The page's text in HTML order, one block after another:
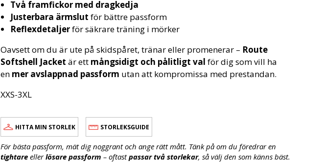
Två framfickor med dragkedja
Justerbara ärmslut för bättre passform
Reflexdetaljerför säkrare träning i mörker
Oavsett om du är ute på skidspåret, tränar eller promenerar – Route
Softshell Jacket är ett mångsidigt och pålitligt val för dig som vill ha
en mer avslappnad passform utan att kompromissa med prestandan.
XXS-3XL
HITTA MIN STORLEK STORLEKSGUIDE
För bästa passform, mät dig noggrant och ange rätt mått. Tänk på om du föredrar en
tightare ellerlösare passform – oftastpassar två storlekar, så välj den som känns bäst.